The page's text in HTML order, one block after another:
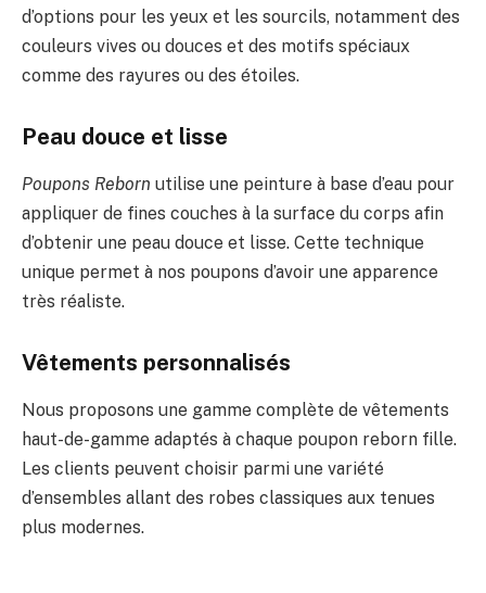
d’options pour les yeux et les sourcils, notamment des
couleurs vives ou douces et des motifs spéciaux
comme des rayures ou des étoiles.
Peau douce et lisse
Poupons Reborn utilise une peinture à base d’eau pour
appliquer de fines couches à la surface du corps afin
d’obtenir une peau douce et lisse. Cette technique
unique permet à nos poupons d’avoir une apparence
très réaliste.
Vêtements personnalisés
Nous proposons une gamme complète de vêtements
haut-de-gamme adaptés à chaque poupon reborn fille.
Les clients peuvent choisir parmi une variété
d’ensembles allant des robes classiques aux tenues
plus modernes.